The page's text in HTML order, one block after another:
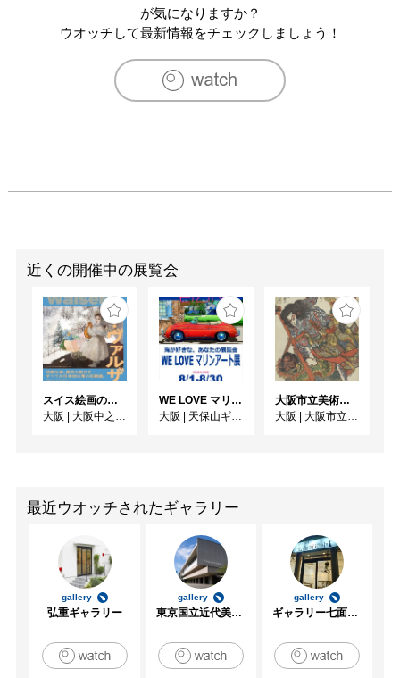
が気になりますか？
ウオッチして最新情報をチェックしましょう！
近くの開催中の展覧会
スイス絵画の異才 カール‧ヴァルザー
大阪 | 大阪中之島美術館
WE LOVE マリンアート展 ～海の絵で癒されよう～
大阪 | 天保山ギャラリー
大阪市立美術館開館90周年記念特別展 「水滸伝」
大阪 | 大阪市立美術館
最近ウオッチされたギャラリー
gallery
弘重ギャラリー
gallery
東京国立近代美術館
gallery
ギャラリー七面坂途中